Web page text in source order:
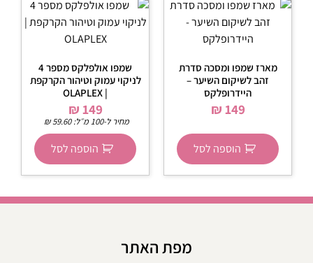
מארז שמפו ומסכה סדרת
זהב לשיקום השיער –
היידרופלקס
₪149
הוספה לסל
שמפו אולפלקס מספר 4
לניקוי עמוק וטיהור הקרקפת
| OLAPLEX
₪149
מחיר ל-100 מ״ל: ₪59.60
הוספה לסל
מפת האתר